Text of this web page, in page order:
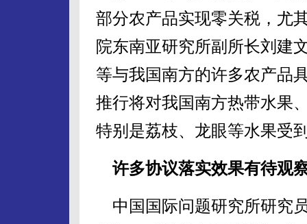
部分农产品实现零关税，尤
院东南亚研究所副所长刘建
等与我国南方的许多农产品
推行将对我国南方热带水果
特别是荔枝、龙眼等水果受
许多协议落实效果有待观
中国国际问题研究所研究